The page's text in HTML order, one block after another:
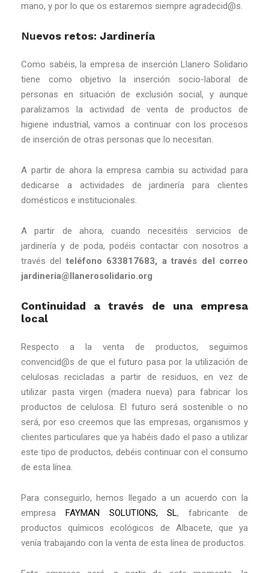
mano, y por lo que os estaremos siempre agradecid@s.
Nuevos retos: Jardinería
Como sabéis, la empresa de inserción Llanero Solidario
tiene como objetivo la inserción socio-laboral de
personas en situación de exclusión social, y aunque
paralizamos la actividad de venta de productos de
higiene industrial, vamos a continuar con los procesos
de inserción de otras personas que lo necesitan.
A partir de ahora la empresa cambia su actividad para
dedicarse a actividades de jardinería para clientes
domésticos e institucionales.
A partir de ahora, cuando necesitéis servicios de
jardinería y de poda, podéis contactar con nosotros a
través del teléfono 633817683, a través del correo
jardineria@llanerosolidario.org
Continuidad a través de una empresa
local
Respecto a la venta de productos, seguimos
convencid@s de que el futuro pasa por la utilización de
celulosas recicladas a partir de residuos, en vez de
utilizar pasta virgen (madera nueva) para fabricar los
productos de celulosa. El futuro será sostenible o no
será, por eso creemos que las empresas, organismos y
clientes particulares que ya habéis dado el paso a utilizar
este tipo de productos, debéis continuar con el consumo
de esta línea.
Para conseguirlo, hemos llegado a un acuerdo con la
empresa FAYMAN SOLUTIONS, SL, fabricante de
productos químicos ecológicos de Albacete, que ya
venía trabajando con la venta de esta línea de productos.